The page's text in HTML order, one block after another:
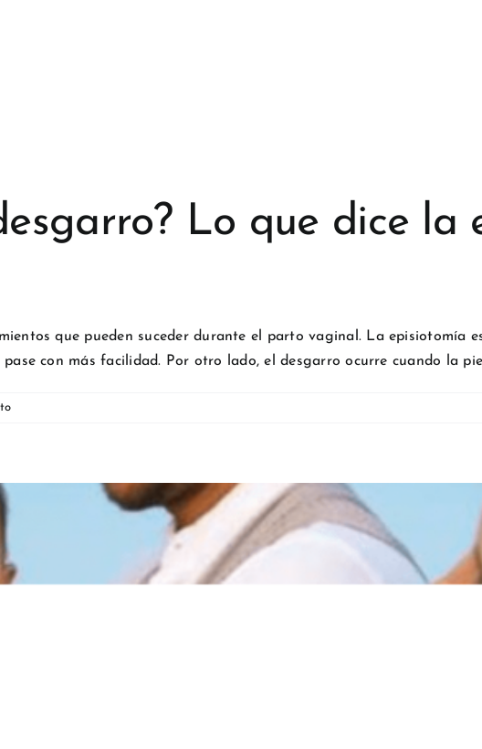
Lo que dice la
que pueden suceder durante el parto vaginal. La episiotomía
con más facilidad. Por otro lado, el desgarro ocurre cuando la